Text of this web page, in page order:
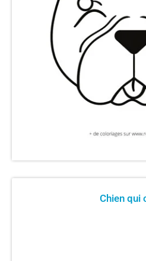
Chien qui